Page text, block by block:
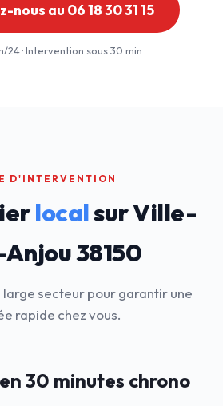
nous au 06 18 30 31 15
24 · Intervention sous 30 min
D'INTERVENTION
localsur Ville-
38150
large secteur pour garantir une
rapide chez vous.
30 minutes chrono